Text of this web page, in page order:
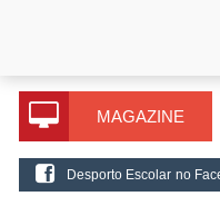
MAGAZINE
Desporto Escolar no